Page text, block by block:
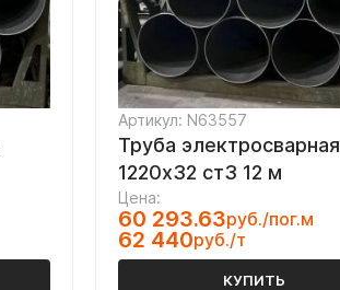
Артикул: N63557
Труба электросварная
1220х32 ст3 12 м
Цена:
60 293.63руб./пог.м
62 440руб./т
КУПИТЬ